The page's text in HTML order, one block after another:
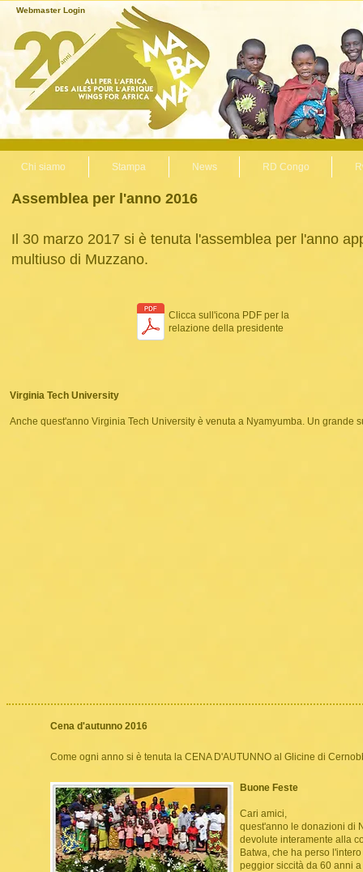
Webmaster Login
Chi siamo Stampa News RD Congo
Chi siamo Stampa News RD Congo
Assemblea per l'anno 2016
Il 30 marzo 2017 si è tenuta l'assemblea per l'anno
multiuso di Muzzano.
Clicca sull'icona PDF per la
relazione della presidente
Virginia Tech University
Anche quest'anno Virginia Tech University è venuta a Nyamyumba. Un grande
Cena d'autunno 2016
Come ogni anno si è tenuta la CENA D'AUTUNNO al Glicine di
Buone Feste
Cari amici,
quest'anno le donazioni di
devolute interamente alla
Batwa, che ha perso
peggior siccità da 60 anni